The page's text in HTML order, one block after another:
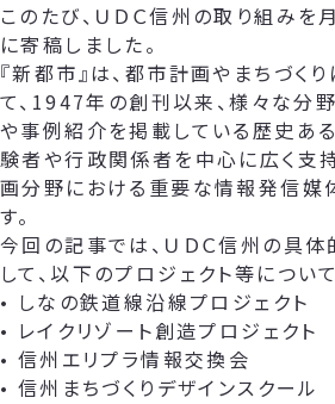
このたび、ＵＤＣ信州の取り組みを
に寄稿しました。
『新都市』は、都市計画やまちづく
て、1947年の創刊以来、様々な分
や事例紹介を掲載している歴史あ
験者や行政関係者を中心に広く支
画分野における重要な情報発信媒
す。
今回の記事では、ＵＤＣ信州の具
して、以下のプロジェクト等につい
• しなの鉄道線沿線プロジェクト
• レイクリゾート創造プロジェクト
• 信州エリプラ情報交換会
• 信州まちづくりデザインスクール